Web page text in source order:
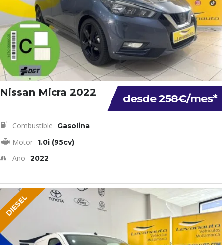
desde 258€/mes*
Nissan Micra 2022
Combustible Gasolina
Motor 1.0i (95cv)
Año 2022
DIESEL